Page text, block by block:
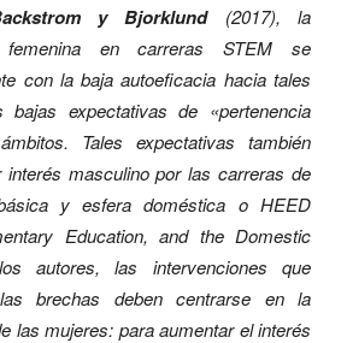
y Bjorklund(2017), la
femenina en carreras STEM se
con la baja autoeficacia hacia tales
expectativas de «pertenencia
Tales expectativas también
interés masculino por las carreras de
y esfera doméstica o HEED
Education, and the Domestic
autores, las intervenciones que
brechas deben centrarse en la
las mujeres: para aumentar el interés